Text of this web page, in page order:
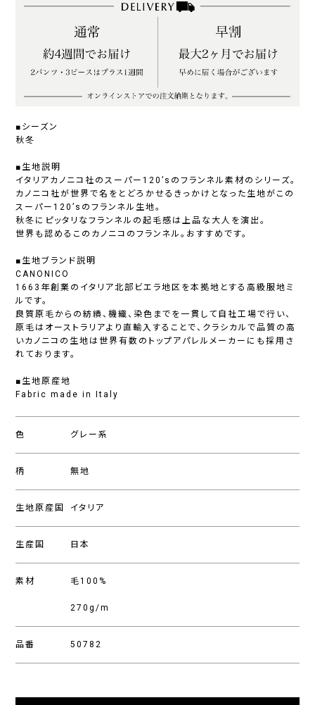
■シーズン
秋冬
■生地説明
イタリアカノニコ社のスーパー120’sのフランネル素材のシリーズ。
カノニコ社が世界で名をとどろかせるきっかけとなった生地がこの
スーパー120’sのフランネル生地。
秋冬にピッタリなフランネルの起毛感は上品な大人を演出。
世界も認めるこのカノニコのフランネル。おすすめです。
■生地ブランド説明
CANONICO
1663年創業のイタリア北部ビエラ地区を本拠地とする高級服地ミ
ルです。
良質原毛からの紡績、機織、染色までを一貫して自社工場で行い、
原毛はオーストラリアより直輸入することで、クラシカルで品質の高
いカノニコの生地は世界有数のトップアパレルメーカーにも採用さ
れております。
■生地原産地
Fabric made in Italy
色 グレー系
柄 無地
生地原産国 イタリア
生産国 日本
素材 毛100%
270g/m
品番 50782